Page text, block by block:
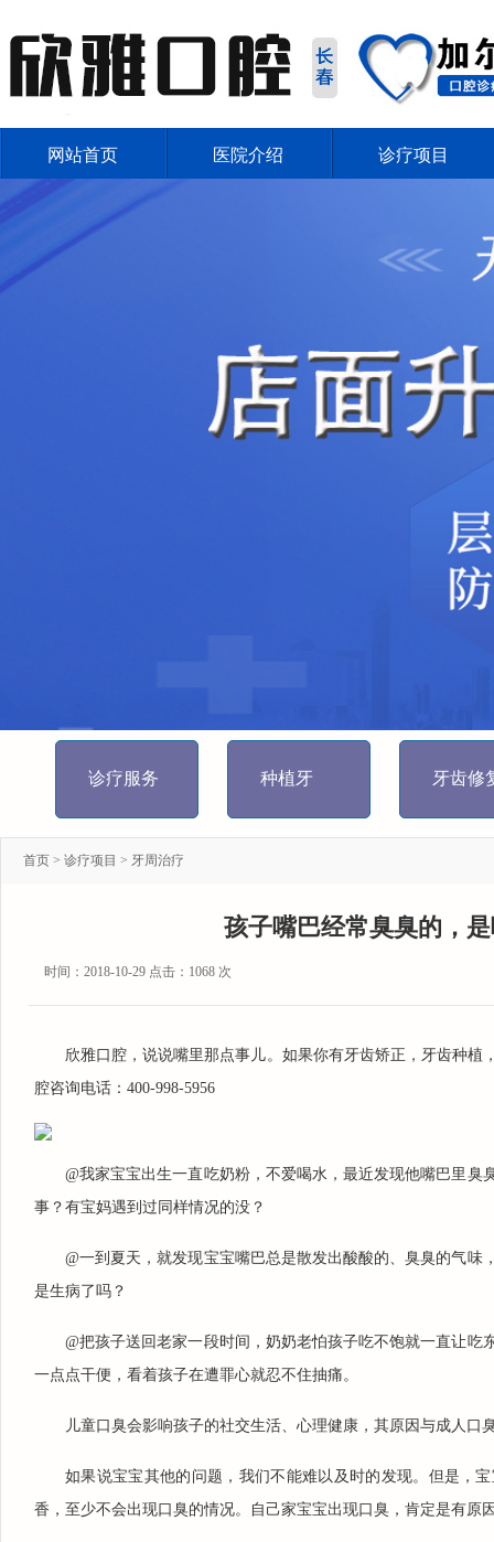
网站首页 医院介绍 诊疗项目
诊疗服务 种植牙 牙齿修
首页 > 诊疗项目 > 牙周治疗
孩子嘴巴经常臭臭的，
时间：2018-10-29 点击： 1068 次
欣雅口腔，说说嘴里那点事儿。如果你有牙齿矫正，牙齿种
腔咨询电话：400-998-5956
@我家宝宝出生一直吃奶粉，不爱喝水，最近发现他嘴巴里
事？有宝妈遇到过同样情况的没？
@一到夏天，就发现宝宝嘴巴总是散发出酸酸的、臭臭的气
是生病了吗？
@把孩子送回老家一段时间，奶奶老怕孩子吃不饱就一直让
一点点干便，看着孩子在遭罪心就忍不住抽痛。
儿童口臭会影响孩子的社交生活、心理健康，其原因与成人口
如果说宝宝其他的问题，我们不能难以及时的发现。但是，
香，至少不会出现口臭的情况。自己家宝宝出现口臭，肯定是有原
楚丹丹
育，受到良好的专业技能训